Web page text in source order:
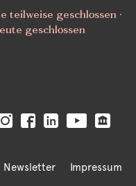
teilweise geschlossen ·
geschlossen
Newsletter Impressum